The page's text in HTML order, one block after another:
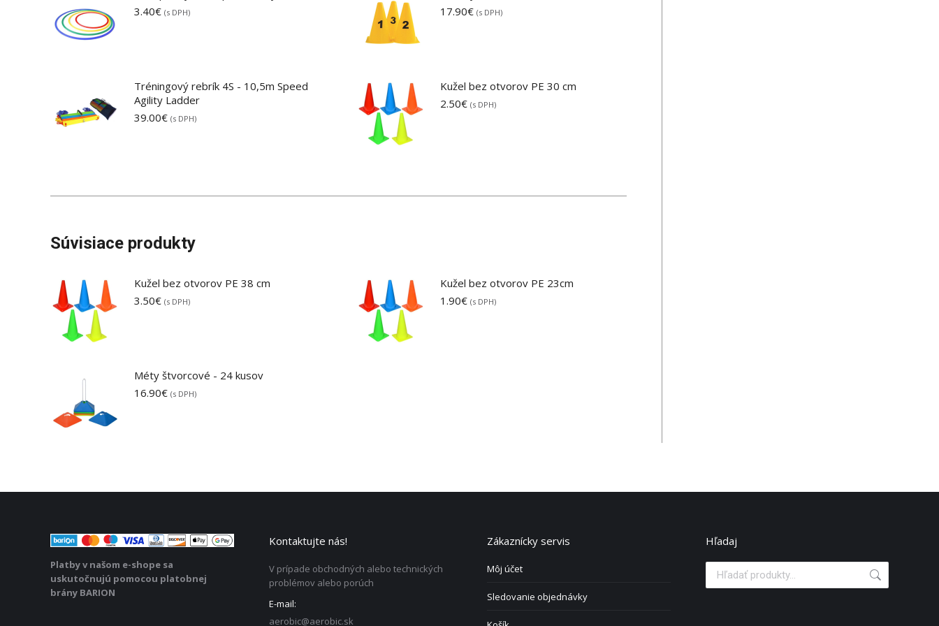
3.40€ (s DPH)
17.90€ (s DPH)
Tréningový rebrík 4S - 10,5m Speed
Agility Ladder
39.00€ (s DPH)
Kužel bez otvorov PE 30 cm
2.50€ (s DPH)
Súvisiace produkty
Kužel bez otvorov PE 38 cm
3.50€ (s DPH)
Kužel bez otvorov PE 23cm
1.90€ (s DPH)
Méty štvorcové - 24 kusov
16.90€ (s DPH)
Platby v našom e-shope sa
uskutočnujú pomocou platobnej
brány BARION
Kontaktujte nás!
V prípade obchodných alebo technických
problémov alebo porúch
E-mail:
aerobic@aerobic.sk
Zákaznícky servis
Môj účet
Sledovanie objednávky
Hľadaj